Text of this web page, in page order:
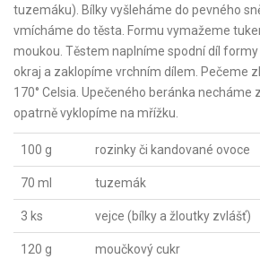
tuzemáku). Bílky vyšleháme do pevného
vmícháme do těsta. Formu vymažeme
moukou. Těstem naplníme spodní díl formy
okraj a zaklopíme vrchním dílem. Pečeme
170° Celsia. Upečeného beránka necháme
opatrně vyklopíme na mřížku.
100 g rozinky či kandované ovoce
70 ml tuzemák
3 ks vejce (bílky a žloutky zvlášť)
120 g moučkový cukr